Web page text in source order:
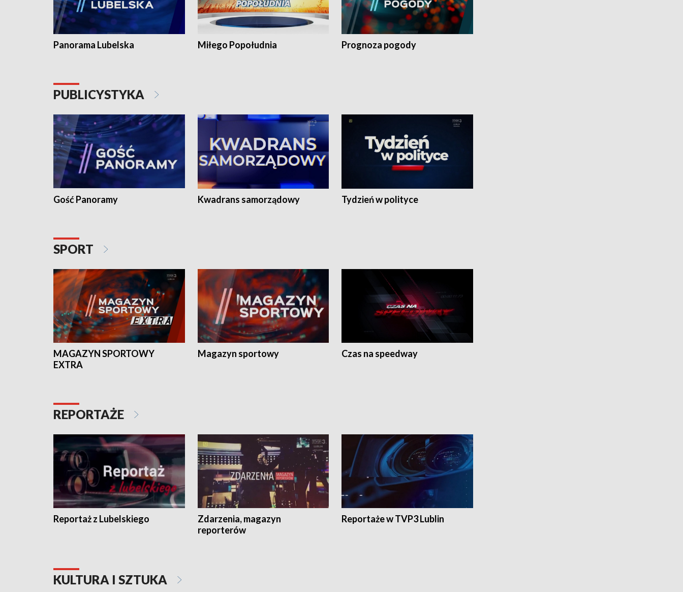
Panorama Lubelska Miłego Popołudnia Prognoza pogody
PUBLICYSTYKA
Gość Panoramy Kwadrans samorządowy Tydzień w polityce
SPORT
MAGAZYN SPORTOWY
EXTRA
Magazyn sportowy Czas na speedway
REPORTAŻE
Reportaż z Lubelskiego
Zdarzenia, magazyn
reporterów
Reportaże w TVP3 Lublin
KULTURA I SZTUKA